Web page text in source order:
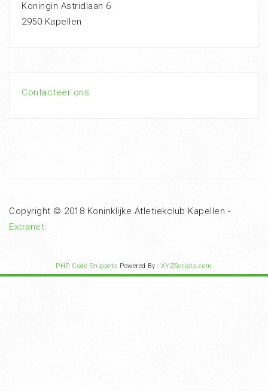
Koningin Astridlaan 6
2950 Kapellen
Contacteer ons
Copyright © 2018 Koninklijke Atletiekclub Kapellen -
Extranet
PHP Code Snippets Powered By : XYZScripts.com